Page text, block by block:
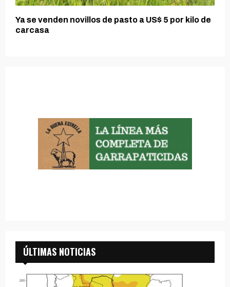
Ya se venden novillos de pasto a US$ 5 por kilo de
carcasa
ÚLTIMAS NOTICIAS